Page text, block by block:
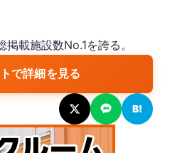
載施設数No.1を誇る。
で詳細を見る
B!